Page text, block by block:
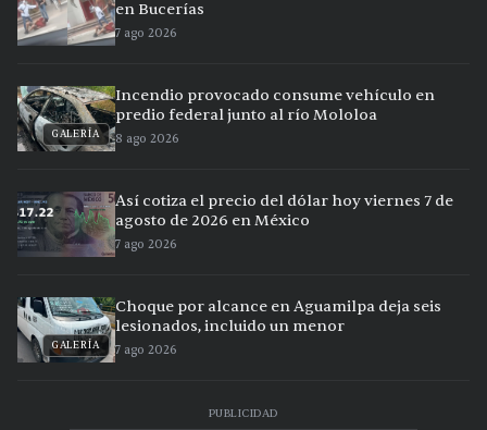
en Bucerías
7 ago 2026
GALERÍA
Incendio provocado consume vehículo en
predio federal junto al río Mololoa
8 ago 2026
Así cotiza el precio del dólar hoy viernes 7 de
agosto de 2026 en México
7 ago 2026
GALERÍA
Choque por alcance en Aguamilpa deja seis
lesionados, incluido un menor
7 ago 2026
PUBLICIDAD